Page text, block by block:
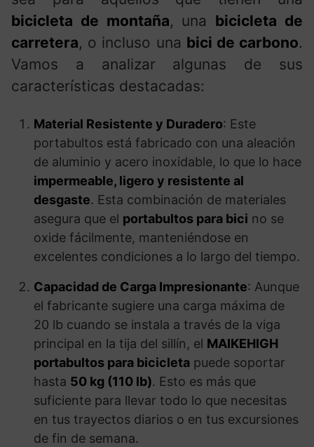
bicicleta de montaña, una bicicleta de
carretera, o incluso una bici de carbono.
Vamos a analizar algunas de sus
características destacadas:
Material Resistente y Duradero: Este
portabultos está fabricado con una aleación
de aluminio y acero inoxidable, lo que lo hace
impermeable, ligero y resistente al
desgaste. Esta combinación de materiales
asegura que el portabultos para bici no se
oxide fácilmente, manteniéndose en
excelentes condiciones a lo largo del tiempo.
Capacidad de Carga Impresionante: Aunque
el fabricante sugiere una carga máxima de
20 lb cuando se instala a través de la viga
principal en la tija del sillín, el MAIKEHIGH
portabultos para bicicleta puede soportar
hasta 50 kg (110 lb). Esto es más que
suficiente para llevar todo lo que necesitas
en tus trayectos diarios o en tus excursiones
de fin de semana.